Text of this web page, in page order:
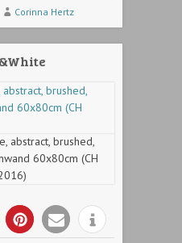
Corinna Hertz
abstract, brushed,
60x80cm (CH